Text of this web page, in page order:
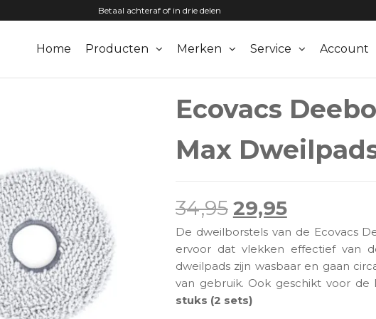
Betaal achteraf of in drie delen
Home Producten Merken Service Account
Ecovacs
Max
34,95 29,95Huidige
De dweilborstels van de Ecovacs
ervoor dat vlekken effectief van
dweilpads zijn wasbaar en gaan
van gebruik. Ook geschikt voor de
stuks (2 sets)